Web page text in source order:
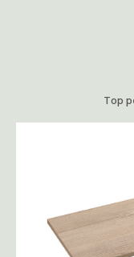
Top